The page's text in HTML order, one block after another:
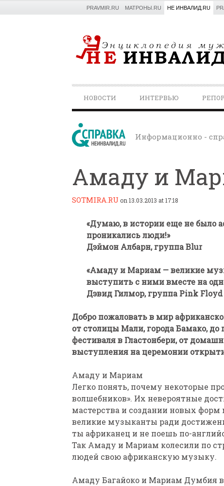
PRAVMIR.RU МАТРОНЫ.RU НЕ ИНВАЛИД.RU
NAVIGATION
НОВОСТИ ИНТЕРВЬЮ
Информационно -
Амаду и
SOTMIRA.RU on 13.03.2013 at 17:18
«Думаю, в истории еще не было
проникались люди!»
Дэймон Албарн, группа Blur
«Амаду и Мариам — великие
выступить с ними вместе на
Дэвид Гилмор, группа Pink Floyd
Добро пожаловать в мир
от столицы Мали, города Бамако,
фестиваля в Гластонбери, от
выступления на церемонии
Амаду и Мариам
Легко понять, почему некоторые
волшебников». Их невероятные
мастерства и создании новых
великие музыканты ради
ты африканец и не поешь по-
Так Амаду и Мариам колесили по
людей свою африканскую музыку.
Амаду Багайоко и Мариам Думбия
ПАРАЛИМПИЙСКАЯ
КАЗАНИ ИРИНА
БЕЗ НОГ